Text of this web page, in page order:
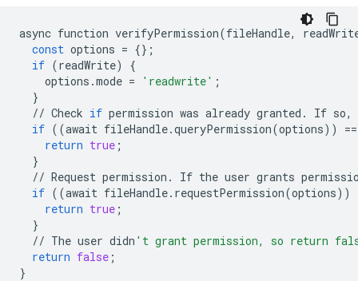
async function verifyPermission(fileHandle,
const options = {};
if (readWrite)
{
options .mode = 'readwrite' ;
}
// Check if permission was already granted . If so,
if ((await fileHandle.queryPermission(options))
return true ;
}
// Request permission . If the user grants
if ((await fileHandle. requestPermission(options))
return true ;
}
// The user didn 't grant permission, so return
return false ;
}